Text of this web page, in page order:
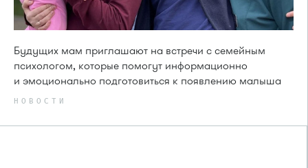
Будущих мам приглашают на встречи с семейным
психологом, которые помогут информационно
и эмоционально подготовиться к появлению малыша
НОВОСТИ